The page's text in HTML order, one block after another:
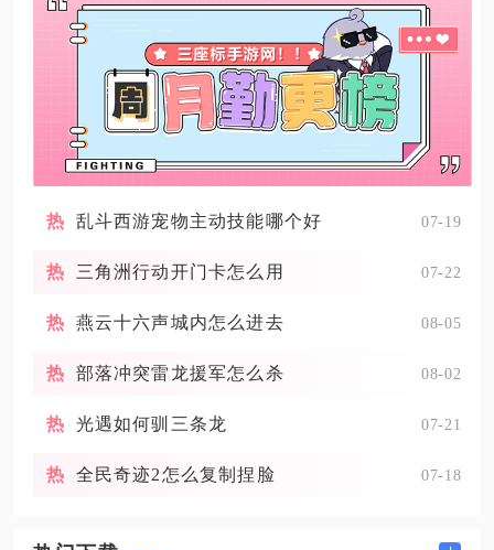
乱斗西游宠物主动技能哪个好 07-19
三角洲行动开门卡怎么用 07-22
燕云十六声城内怎么进去 08-05
部落冲突雷龙援军怎么杀 08-02
光遇如何驯三条龙 07-21
全民奇迹2怎么复制捏脸 07-18